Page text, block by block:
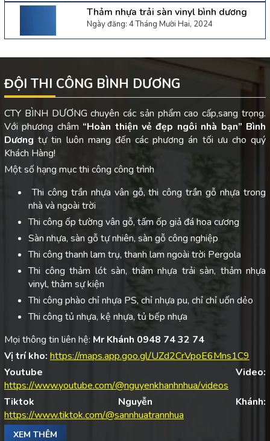
Thảm nhựa trải sàn vinyl bình dương
Ngày đăng: 4 Tháng Mười Hai, 2024
ĐỘI THI CÔNG BÌNH DƯƠNG
CTY BÌNH DƯƠNG chuyên các sản phẩm cao cấp,sang trọng.
Với phương châm “Hoàn thiện vẻ đẹp ngôi nhà bạn” Bình
Dươngtự tin luôn mang đến các phương án tối ưu cho quý
Khách Hàng!
Một số hạng mục thi công công trình
Thi công trần nhựa vân gỗ, thi công trần gỗ nhựa trong
nhà và ngoài trời
Thi công ốp tường vân gỗ, tấm ốp giả đá hoa cương
Sàn nhựa, sàn gỗ tự nhiên, sàn gỗ công nghiệp
Thi công thanh lam trụ, thanh lam ngoài trời Pergola
Thi công thảm lót sàn, thảm nhựa trải sàn, thảm nhựa
vinyl, thảm sự kiện
Thi công phào chỉ nhựa PS, chỉ nhựa pu, chỉ chỉ uốn dẻo
Thi công tủ nhựa, kệ nhựa, tủ bếp nhựa
Mọi thông tin liên hệ: Mr Khánh 0948 74 32 74
Vị trí kho: https://maps.app.goo.gl/UZd2CrVpoE6Mns1C9
Youtube Video:
https://www.youtube.com/@nguyenkhanhnhua/videos
Tiktok Nguyễn Khánh:
https://www.tiktok.com/@sannhuatrannhua
XEM THÊM